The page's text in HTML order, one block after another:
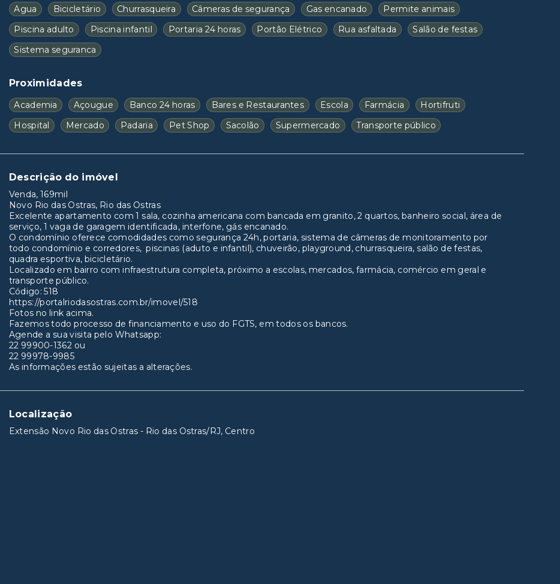
Agua Bicicletário Churrasqueira Câmeras de segurança Gas encanado
Permite animais
Piscina adulto
Piscina infantil Portaria 24 horas Portão Elétrico Rua asfaltada
Salão de festas
Sistema seguranca
Proximidades
Academia Açougue Banco 24 horas Bares e Restaurantes Escola Farmácia
Hortifruti
Hospital
Mercado Padaria Pet Shop Sacolão Supermercado Transporte público
Descrição do imóvel
Venda, 169mil
Novo Rio das Ostras, Rio das Ostras
Excelente apartamento com 1 sala, cozinha americana com bancada em granito, 2 quartos, banheiro social, área de
serviço, 1 vaga de garagem identificada, interfone, gás encanado.
O condomínio oferece comodidades como segurança 24h, portaria, sistema de câmeras de monitoramento por
todo condomínio e corredores, piscinas (aduto e infantil), chuveirão, playground, churrasqueira, salão de festas,
quadra esportiva, bicicletário.
Localizado em bairro com infraestrutura completa, próximo a escolas, mercados, farmácia, comércio em geral e
transporte público.
Código: 518
https://portalriodasostras.com.br/imovel/518
Fotos no link acima.
Fazemos todo processo de financiamento e uso do FGTS, em todos os bancos.
Agende a sua visita pelo Whatsapp:
22 99900-1362 ou
22 99978-9985
As informações estão sujeitas a alterações.
Localização
Extensão Novo Rio das Ostras - Rio das Ostras/RJ, Centro